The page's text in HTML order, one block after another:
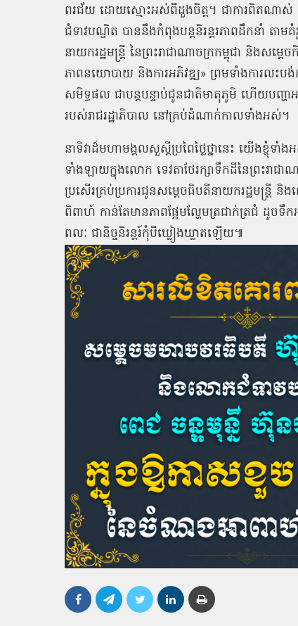
ពរជ័យ ដោយស្មោះអស់ពីដួងចិត្ត។ ជាការពិតណាស់
ជំទាវបណ្ឌិត បាននឹងកំពុងបន្តនិរន្តរភាពដឹកនាំ ត
នាយករដ្ឋមន្ត្រី នៃព្រះរាជាណាចក្រកម្ពុជា និងសម្ត
ភាពនយោបាយ និងការអភិវឌ្ឍ» ព្រមទាំងការលះបង់
សមិទ្ធផល ជាបន្តបន្ទាប់ជូនជាតិមាតុភូមិ ហើយបញ្ហា
របស់រាជរដ្ឋាភិបាល នៅគ្រប់ដំណាក់កាលទាំងអស់។
នាទិវាដ៏មហាមង្គលសួស្តីប្រពៃថ្លៃថ្នានេះ យើងខ្
ទាំងឡាយក្នុងលោក ទេវតាថែរក្សាទឹកដីនៃព្រះរ
ប្រសើរគ្រប់ប្រការជូនសម្តេចធិបតីនាយករដ្ឋមន្ត្
ពិពាហ៍ កាន់តែមានភាពផ្អែមល្ហែមត្រជាក់ត្រជំ ដូ
ពលៈ ជានិច្ចនិរន្តរ៍កុំបីឃ្លៀងឃ្លាតឡើយ៕